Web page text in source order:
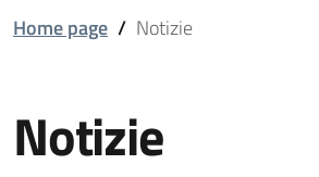
Home page / Notizie
Notizie